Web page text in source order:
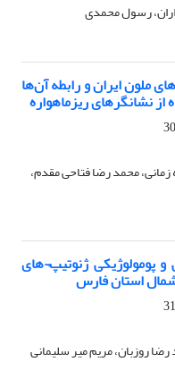
رسول محمدی
ملون ایران و رابطه آن‌ها
از نشانگرهای ریزماهواره
محمد رضا فتاحی مقدم،
و پومولوژیکی ژنوتیپ¬های
روزبان، مریم میر سلیمانی